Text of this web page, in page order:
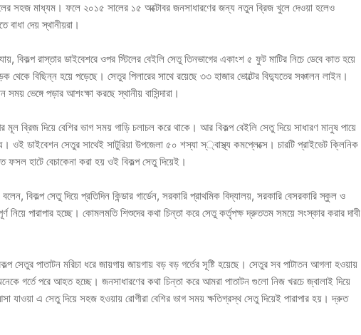
সহজ মাধ্যম। ফলে ২০১৫ সালের ১৫ অক্টোবর জনসাধারণের জন্য নতুন ব্রিজ খুলে দেওয়া হলেও
দেয় স্থানীয়রা।
বিকল্প রাস্তার ডাইবেশরে ওপর স্টিলের বেইলি সেতু তিনভাগের একাংশ ৫ ফুট মাটির নিচে ডেবে কাত হয়ে
বিছিন্ন হয়ে পড়েছে। সেতুর পিলারের সাথে রয়েছে ৩৩ হাজার ভোল্টের বিদ্যুতের সঞ্চালন লাইন।
ভেঙ্গে পড়ার আশংক্ষা করছে স্থানীয় বাসিন্দারা।
মূল ব্রিজ দিয়ে বেশির ভাগ সময় গাড়ি চলাচল করে থাকে। আর বিকল্প বেইলি সেতু দিয়ে সাধারণ মানুষ পায়ে
ওই ডাইবেশন সেতুর সাথেই সাটুরিয়া উপজেলা ৫০ শস্যা স্্বাস্থ্য কমপ্লেক্সে। চারটি প্রাইভেট ক্লিনিক
হাটে বেচাকেনা করা হয় ওই বিকল্প সেতু দিয়েই।
বিকল্প সেতু দিয়ে প্রতিদিন কিন্ডার গার্ডেন, সরকারি প্রাথমিক বিদ্যালয়, সরকারি বেসরকারি স্কুল ও
নিয়ে পারাপার হচ্ছে। কোমলমতি শিশুদের কথা চিন্তা করে সেতু কর্তৃপক্ষ দ্রুততম সময়ে সংস্কার করার দাবী
সেতুর পাতাটন মরিচা ধরে জায়গায় জায়গায় বড় বড় গর্তের সূষ্টি হয়েছে। সেতুর সব পাটাতন আগলা হওয়ায়
গর্তে পরে আহত হচ্ছে। জনসাধারণের কথা চিন্তা করে আমরা পাতাটন গুলো নিজ খরচে জ্বালাই দিয়ে
যাওয়া এ সেতু দিয়ে সহজ হওয়ায় রোগীরা বেশির ভাগ সময় ক্ষতিগ্রস্থ সেতু দিয়েই পারাপার হয়। দ্রুত